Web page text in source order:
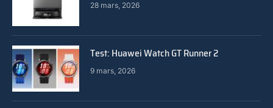
28 mars, 2026
Test: Huawei Watch GT Runner 2
9 mars, 2026